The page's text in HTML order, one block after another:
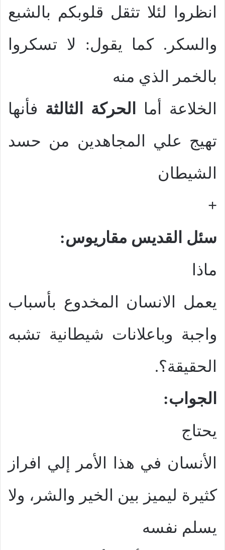
انظروا لئلا تثقل قلوبكم بالشبع
والسكر. كما يقول: لا تسكروا
بالخمر الذي منه
الخلاعة أما
الحركة الثالثة فأنها
تهيج علي المجاهدين من حسد
الشيطان
+
سئل القديس مقاريوس:
ماذا
يعمل الانسان المخدوع بأسباب
واجبة وباعلانات شيطانية تشبه
الحقيقة؟.
الجواب:
يحتاج
الأنسان في هذا الأمر إلي افراز
كثيرة ليميز بين الخير والشر، ولا
يسلم نفسه